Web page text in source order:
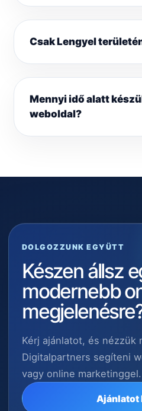
Csak Lengyel
Mennyi idő alatt
weboldal?
DOLGOZZUNK EGYÜTT
Készen állsz
modernebb
Kérj ajánlatot, és nézzük
Digitalpartners segíteni
vagy online marketinggel.
Ajánlatot